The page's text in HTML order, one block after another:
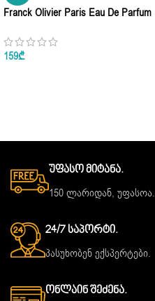
Franck Olivier Paris Eau De Parfum
159₾
Უფასო Მიტანა.
150 ლარიდან, უფასოა.
24/7 Საპორტი.
პასუხობენ ექსპერტები.
Ონლაინ Შეძენა.